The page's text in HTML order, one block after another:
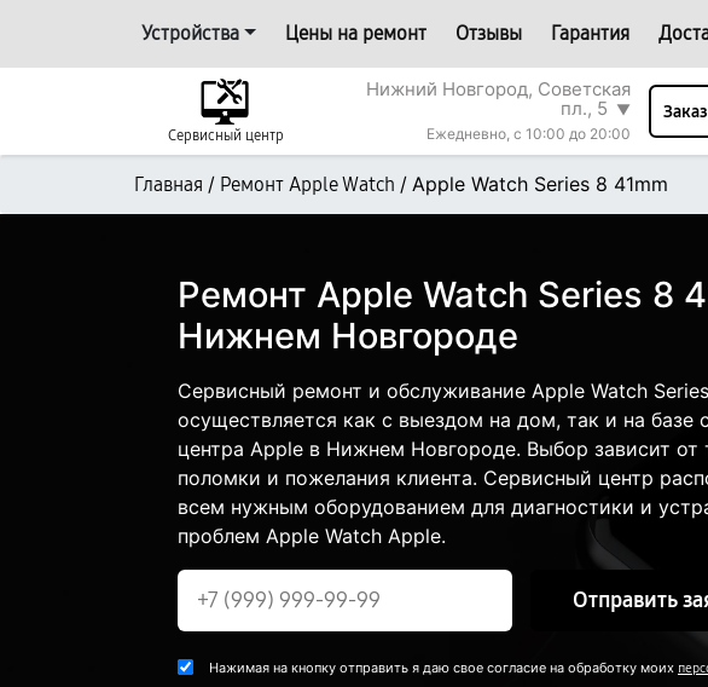
Устройства Цены на ремонт Отзывы Гарантия
Сервисный центр
Нижний Новгород, Советская
пл., 5 ▼
Ежедневно, с 10:00 до 20:00
Главная / Ремонт Apple Watch / Apple Watch Series 8 41mm
Ремонт Apple Watch Series 8
Нижнем Новгороде
Сервисный ремонт и обслуживание Apple Watch
осуществляется как с выездом на дом, так и на базе
центра Apple в Нижнем Новгороде. Выбор зависит от
поломки и пожелания клиента. Сервисный центр
всем нужным оборудованием для диагностики и
проблем Apple Watch Apple.
Отправить
Нажимая на кнопку отправить я даю свое согласие на обработку моих